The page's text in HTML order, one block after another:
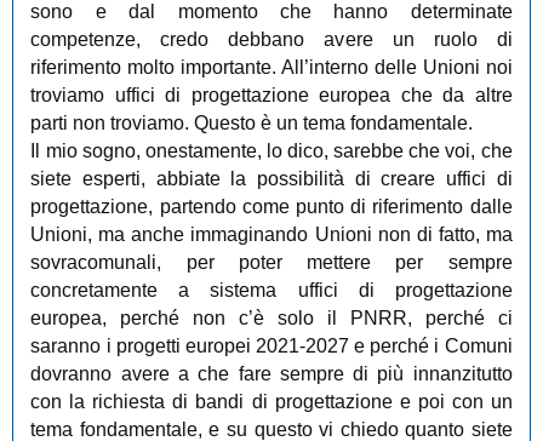
sono e dal momento che hanno determinate
competenze, credo debbano avere un ruolo di
riferimento molto importante. All’interno delle Unioni noi
troviamo uffici di progettazione europea che da altre
parti non troviamo. Questo è un tema fondamentale.
Il mio sogno, onestamente, lo dico, sarebbe che voi, che
siete esperti, abbiate la possibilità di creare uffici di
progettazione, partendo come punto di riferimento dalle
Unioni, ma anche immaginando Unioni non di fatto, ma
sovracomunali, per poter mettere per sempre
concretamente a sistema uffici di progettazione
europea, perché non c’è solo il PNRR, perché ci
saranno i progetti europei 2021-2027 e perché i Comuni
dovranno avere a che fare sempre di più innanzitutto
con la richiesta di bandi di progettazione e poi con un
tema fondamentale, e su questo vi chiedo quanto siete